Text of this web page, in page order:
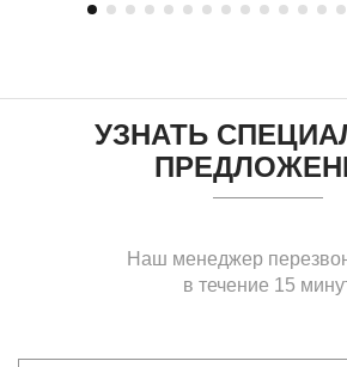
УЗНАТЬ
Наш менеджер
в течение 15